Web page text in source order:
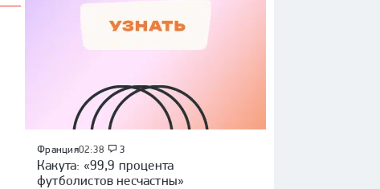
Франция02:38 3
Какута: «99,9 процента
футболистов несчастны»